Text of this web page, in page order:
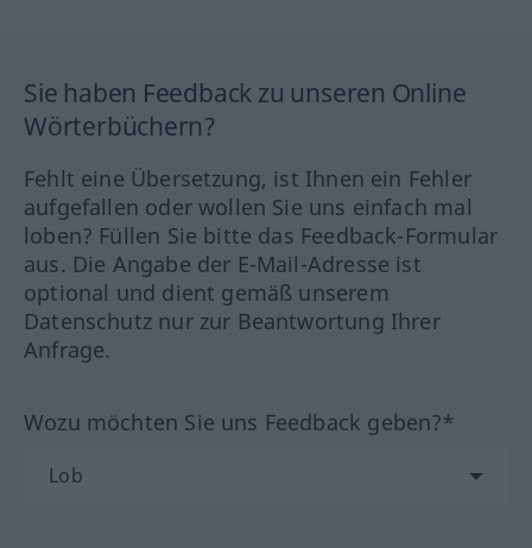
Sie haben Feedback zu unseren Online
Wörterbüchern?
Fehlt eine Übersetzung, ist Ihnen ein Fehler
aufgefallen oder wollen Sie uns einfach mal
loben? Füllen Sie bitte das Feedback-Formular
aus. Die Angabe der E-Mail-Adresse ist
optional und dient gemäß unserem
Datenschutz nur zur Beantwortung Ihrer
Anfrage.
Wozu möchten Sie uns Feedback geben?*